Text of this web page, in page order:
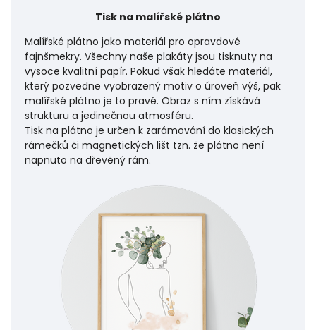
Tisk na malířské plátno
Malířské plátno jako materiál pro opravdové
fajnšmekry. Všechny naše plakáty jsou tisknuty na
vysoce kvalitní papír. Pokud však hledáte materiál,
který pozvedne vyobrazený motiv o úroveň výš, pak
malířské plátno je to pravé. Obraz s ním získává
strukturu a jedinečnou atmosféru.
Tisk na plátno je určen k zarámování do klasických
rámečků či magnetických lišt tzn. že plátno není
napnuto na dřevěný rám.